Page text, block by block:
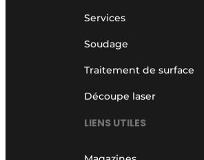
Services
Soudage
Traitement de surface
Découpe laser
LIENS UTILES